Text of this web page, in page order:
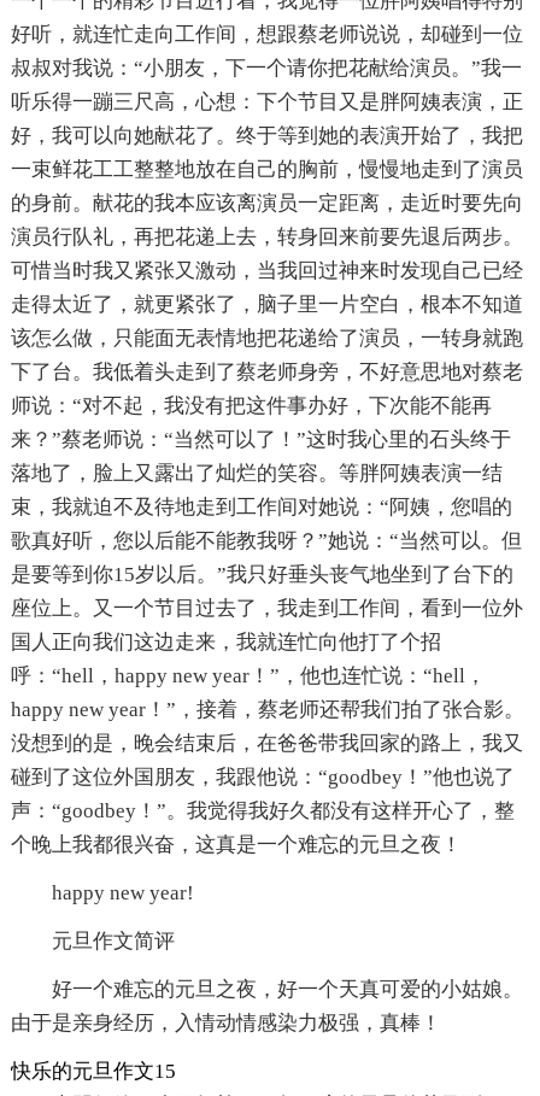
好听，就连忙走向工作间，想跟蔡老师说说，却碰到一位
叔叔对我说：“小朋友，下一个请你把花献给演员。”我一
听乐得一蹦三尺高，心想：下个节目又是胖阿姨表演，正
好，我可以向她献花了。终于等到她的表演开始了，我把
一束鲜花工工整整地放在自己的胸前，慢慢地走到了演员
的身前。献花的我本应该离演员一定距离，走近时要先向
演员行队礼，再把花递上去，转身回来前要先退后两步。
可惜当时我又紧张又激动，当我回过神来时发现自己已经
走得太近了，就更紧张了，脑子里一片空白，根本不知道
该怎么做，只能面无表情地把花递给了演员，一转身就跑
下了台。我低着头走到了蔡老师身旁，不好意思地对蔡老
师说：“对不起，我没有把这件事办好，下次能不能再
来？”蔡老师说：“当然可以了！”这时我心里的石头终于
落地了，脸上又露出了灿烂的笑容。等胖阿姨表演一结
束，我就迫不及待地走到工作间对她说：“阿姨，您唱的
歌真好听，您以后能不能教我呀？”她说：“当然可以。但
是要等到你15岁以后。”我只好垂头丧气地坐到了台下的
座位上。又一个节目过去了，我走到工作间，看到一位外
国人正向我们这边走来，我就连忙向他打了个招
呼：“hell，happy new year！”，他也连忙说：“hell，
happy new year！”，接着，蔡老师还帮我们拍了张合影。
没想到的是，晚会结束后，在爸爸带我回家的路上，我又
碰到了这位外国朋友，我跟他说：“goodbey！”他也说了
声：“goodbey！”。我觉得我好久都没有这样开心了，整
个晚上我都很兴奋，这真是一个难忘的元旦之夜！
happy new year!
元旦作文简评
好一个难忘的元旦之夜，好一个天真可爱的小姑娘。
由于是亲身经历，入情动情感染力极强，真棒！
快乐的元旦作文15